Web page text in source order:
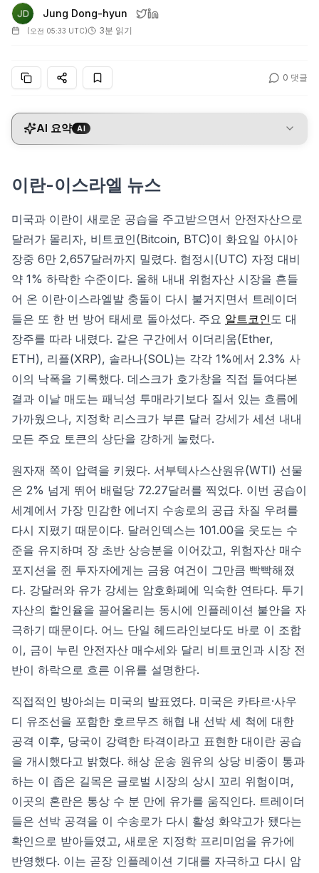
Jung Dong-hyun
(오전 05:33 UTC) 3분 읽기
0 댓글
AI 요약 AI
이란-이스라엘 뉴스
미국과 이란이 새로운 공습을 주고받으면서 안전자산으로
달러가 몰리자, 비트코인(Bitcoin, BTC)이 화요일 아시아
장중 6만 2,657달러까지 밀렸다. 협정시(UTC) 자정 대비
약 1% 하락한 수준이다. 올해 내내 위험자산 시장을 흔들
어 온 이란·이스라엘발 충돌이 다시 불거지면서 트레이더
들은 또 한 번 방어 태세로 돌아섰다. 주요 알트코인도 대
장주를 따라 내렸다. 같은 구간에서 이더리움(Ether,
ETH), 리플(XRP), 솔라나(SOL)는 각각 1%에서 2.3% 사
이의 낙폭을 기록했다. 데스크가 호가창을 직접 들여다본
결과 이날 매도는 패닉성 투매라기보다 질서 있는 흐름에
가까웠으나, 지정학 리스크가 부른 달러 강세가 세션 내내
모든 주요 토큰의 상단을 강하게 눌렀다.
원자재 쪽이 압력을 키웠다. 서부텍사스산원유(WTI) 선물
은 2% 넘게 뛰어 배럴당 72.27달러를 찍었다. 이번 공습이
세계에서 가장 민감한 에너지 수송로의 공급 차질 우려를
다시 지폈기 때문이다. 달러인덱스는 101.00을 웃도는 수
준을 유지하며 장 초반 상승분을 이어갔고, 위험자산 매수
포지션을 쥔 투자자에게는 금융 여건이 그만큼 빡빡해졌
다. 강달러와 유가 강세는 암호화폐에 익숙한 연타다. 투기
자산의 할인율을 끌어올리는 동시에 인플레이션 불안을 자
극하기 때문이다. 어느 단일 헤드라인보다도 바로 이 조합
이, 금이 누린 안전자산 매수세와 달리 비트코인과 시장 전
반이 하락으로 흐른 이유를 설명한다.
직접적인 방아쇠는 미국의 발표였다. 미국은 카타르·사우
디 유조선을 포함한 호르무즈 해협 내 선박 세 척에 대한
공격 이후, 당국이 강력한 타격이라고 표현한 대이란 공습
을 개시했다고 밝혔다. 해상 운송 원유의 상당 비중이 통과
하는 이 좁은 길목은 글로벌 시장의 상시 꼬리 위험이며,
이곳의 혼란은 통상 수 분 만에 유가를 움직인다. 트레이더
들은 선박 공격을 이 수송로가 다시 활성 화약고가 됐다는
확인으로 받아들였고, 새로운 지정학 프리미엄을 유가에
반영했다. 이는 곧장 인플레이션 기대를 자극하고 다시 암